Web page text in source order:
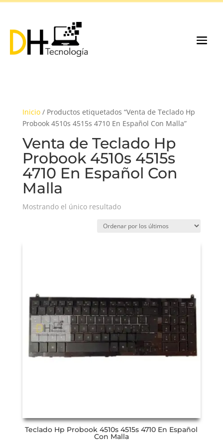
Inicio/ Productos etiquetados “Venta de Teclado Hp
Probook 4510s 4515s 4710 En Español Con Malla”
Venta de Teclado Hp
Probook 4510s 4515s
4710 En Español Con
Malla
Mostrando el único resultado
Teclado Hp Probook 4510s 4515s 4710 En Español
Con Malla